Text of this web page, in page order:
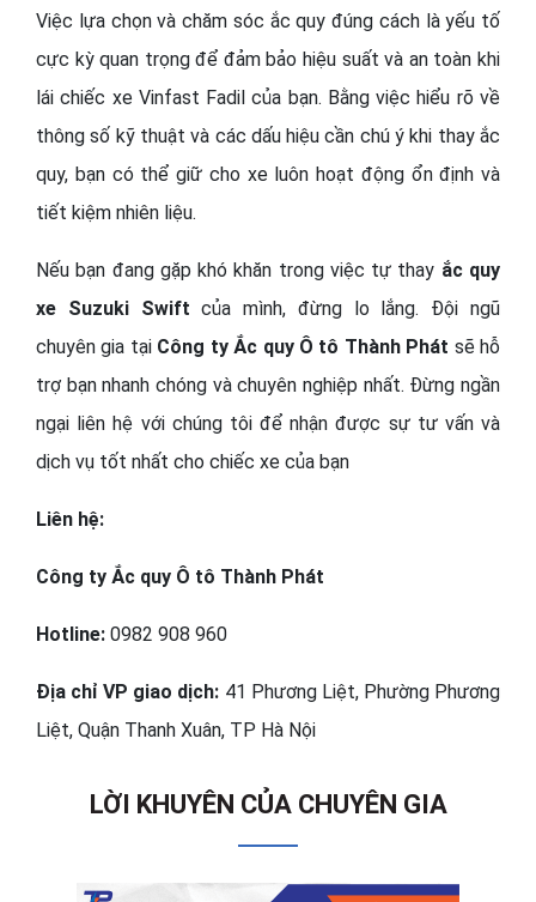
Việc lựa chọn và chăm sóc ắc quy đúng cách là yếu tố
cực kỳ quan trọng để đảm bảo hiệu suất và an toàn khi
lái chiếc xe Vinfast Fadil của bạn. Bằng việc hiểu rõ về
thông số kỹ thuật và các dấu hiệu cần chú ý khi thay ắc
quy, bạn có thể giữ cho xe luôn hoạt động ổn định và
tiết kiệm nhiên liệu.
Nếu bạn đang gặp khó khăn trong việc tự thay ắc quy
xe Suzuki Swift của mình, đừng lo lắng. Đội ngũ
chuyên gia tại Công ty Ắc quy Ô tô Thành Phát sẽ hỗ
trợ bạn nhanh chóng và chuyên nghiệp nhất. Đừng ngần
ngại liên hệ với chúng tôi để nhận được sự tư vấn và
dịch vụ tốt nhất cho chiếc xe của bạn
Liên hệ:
Công ty Ắc quy Ô tô Thành Phát
Hotline: 0982 908 960
Địa chỉ VP giao dịch: 41 Phương Liệt, Phường Phương
Liệt, Quận Thanh Xuân, TP Hà Nội
LỜI KHUYÊN CỦA CHUYÊN GIA